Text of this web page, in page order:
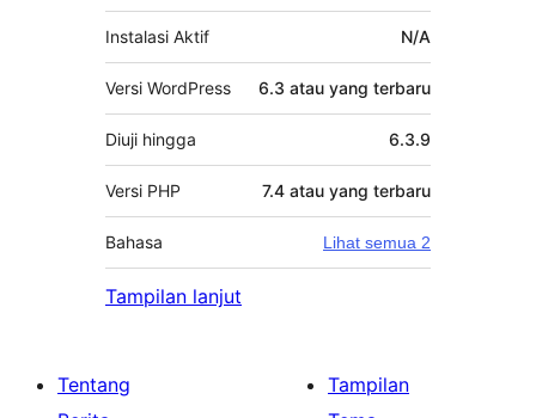
Instalasi Aktif N/A
Versi WordPress 6.3 atau yang terbaru
Diuji hingga 6.3.9
Versi PHP 7.4 atau yang terbaru
Bahasa Lihat semua 2
Tampilan lanjut
Tentang
Tampilan